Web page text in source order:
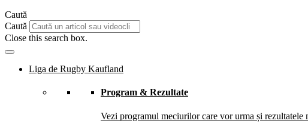
Caută
Caută
Close this search box.
Liga de Rugby Kaufland
Program & Rezultate
Vezi programul meciurilor care vor urma și rezultatele